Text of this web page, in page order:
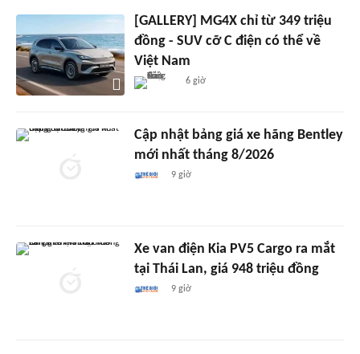
[GALLERY] MG4X chỉ từ 349 triệu
đồng - SUV cỡ C điện có thể về
Việt Nam
6 giờ
Cập nhật bảng giá xe hãng Bentley
mới nhất tháng 8/2026
9 giờ
Xe van điện Kia PV5 Cargo ra mắt
tại Thái Lan, giá 948 triệu đồng
9 giờ